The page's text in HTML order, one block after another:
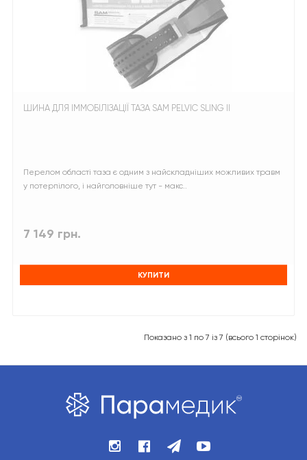
ШИНА ДЛЯ ІММОБІЛІЗАЦІЇ ТАЗА SAM PELVIC SLING II
Перелом області таза є одним з найскладніших можливих травм
у потерпілого, і найголовніше тут - макс..
7 149 грн.
КУПИТИ
Показано з 1 по 7 із 7 (всього 1 сторінок)